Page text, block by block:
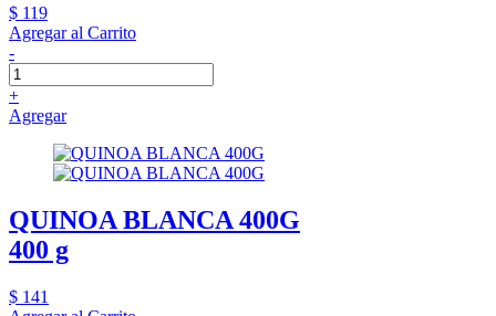
$ 119
Agregar al Carrito
-
+
Agregar
QUINOA BLANCA 400G
400 g
$ 141